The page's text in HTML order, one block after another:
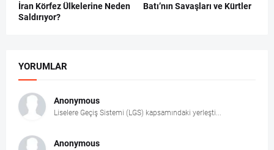
İran Körfez Ülkelerine Neden
Saldırıyor?
Batı’nın Savaşları ve Kürtler
YORUMLAR
Anonymous
Liselere Geçiş Sistemi (LGS) kapsamındaki yerleşti...
Anonymous